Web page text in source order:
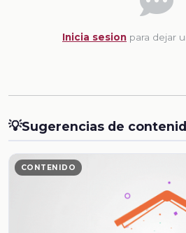
Inicia sesion para dejar
💡Sugerencias de
CONTENIDO